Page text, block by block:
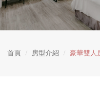
首頁 房型介紹 豪華雙人